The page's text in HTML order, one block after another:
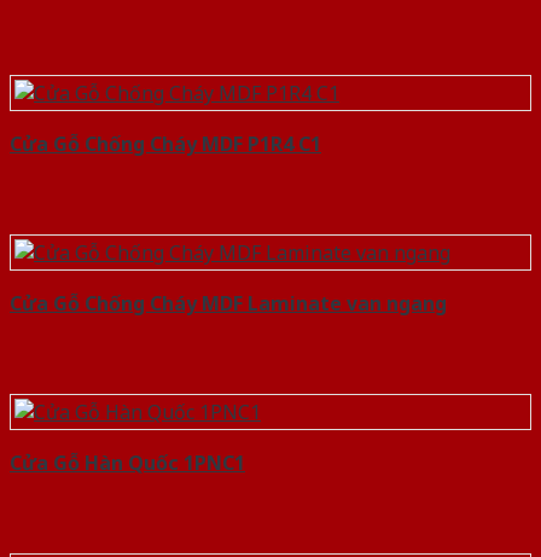
Cửa Gỗ Chống Cháy MDF P1R4 C1
Cửa Gỗ Chống Cháy MDF Laminate van ngang
Cửa Gỗ Hàn Quốc 1PNC1